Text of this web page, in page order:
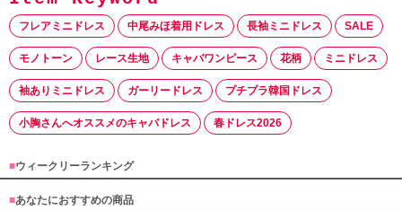
フレアミニドレス 中尾みほ着用ドレス 長袖ミニドレス SALE
モノトーン レース生地 キャバワンピース 花柄 ミニドレス
袖ありミニドレス ガーリードレス プチプラ韓国ドレス
小胸さんへオススメのキャバドレス 春ドレス2026
■ウィークリーランキング
■あなたにおすすめの商品